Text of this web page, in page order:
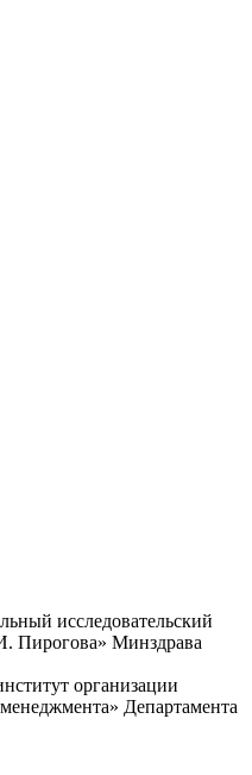
исследовательский
Пирогова» Минздрава
организации
Департамента